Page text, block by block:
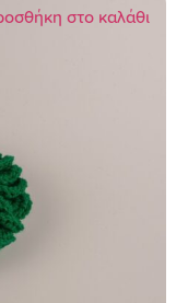
στο καλάθι